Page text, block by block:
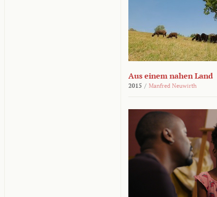
Aus einem nahen Land
2015 / Manfred Neuwirth